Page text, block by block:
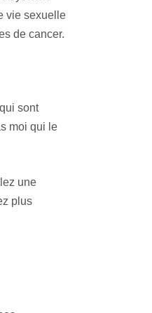
vie sexuelle
de cancer.
sont
moi qui le
une
plus